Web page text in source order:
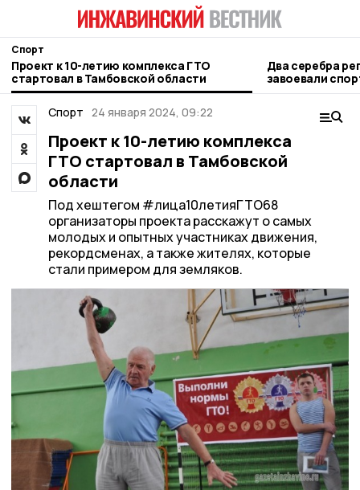
Спорт
Проект к 10-летию комплекса ГТО
стартовал в Тамбовской области
Два серебра
завоевали
Спорт 24 января 2024, 09:22
Проект к 10-летию комплекса
ГТО стартовал в Тамбовской
области
Под хештегом #лица10летияГТО68
организаторы проекта расскажут о самых
молодых и опытных участниках движения,
рекордсменах, а также жителях, которые
стали примером для земляков.